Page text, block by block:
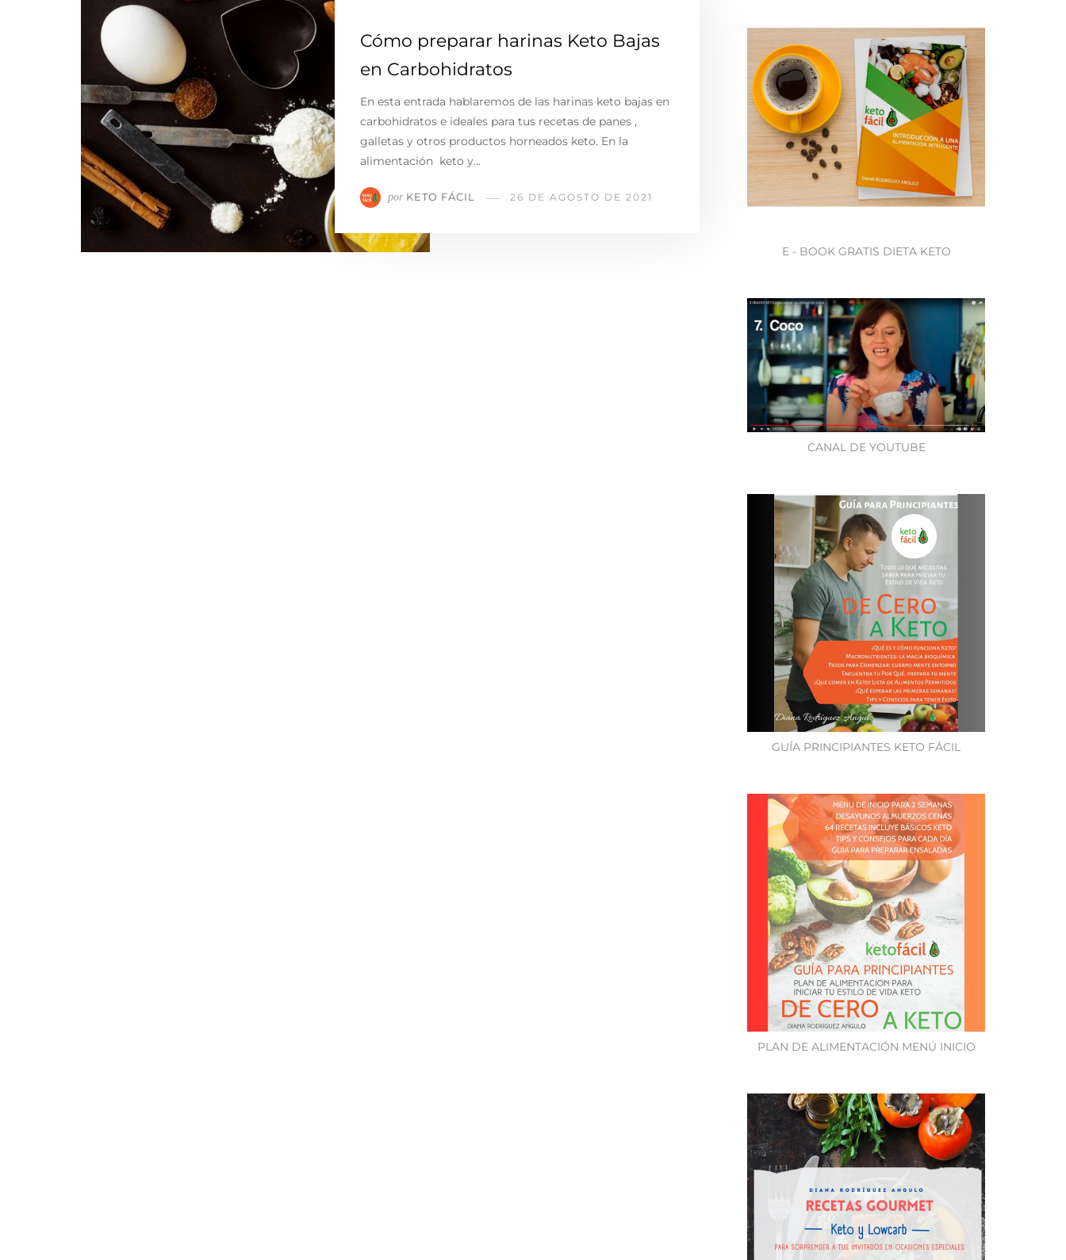
Cómo preparar harinas Keto Bajas
en Carbohidratos
En esta entrada hablaremos de las harinas keto bajas en
carbohidratos e ideales para tus recetas de panes ,
galletas y otros productos horneados keto. En la
alimentación keto y…
por KETO FÁCIL 26 DE AGOSTO DE 2021
E - BOOK GRATIS DIETA KETO
CANAL DE YOUTUBE
GUÍA PRINCIPIANTES KETO FÁCIL
PLAN DE ALIMENTACIÓN MENÚ INICIO